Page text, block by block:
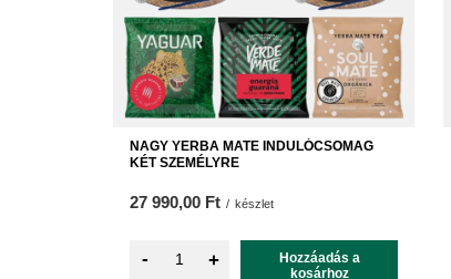
NAGY YERBA MATE INDULÓCSOMAG
KÉT SZEMÉLYRE
27 990,00 Ft / készlet
- +
Hozzáadás a
kosárhoz